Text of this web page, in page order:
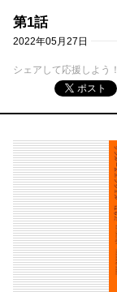
第1話
2022年05月27日
シェアして応援しよう！
ポスト